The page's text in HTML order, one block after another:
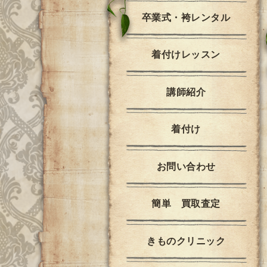
卒業式・袴レンタル
着付けレッスン
講師紹介
着付け
お問い合わせ
簡単 買取査定
きものクリニック